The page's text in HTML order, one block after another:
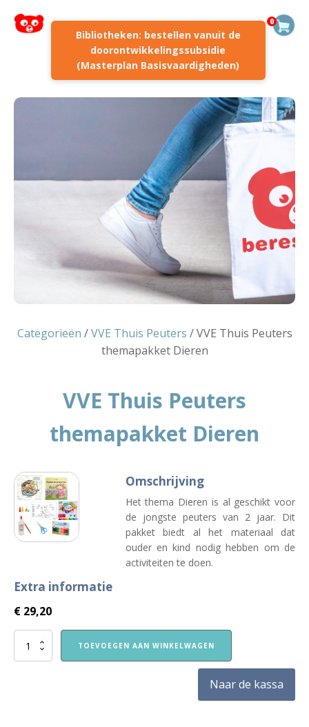
Bibliotheken: bestellen vanuit de
doorontwikkelingssubsidie
(Masterplan Basisvaardigheden)
0
Categorieën /VVE Thuis Peuters / VVE Thuis Peuters
themapakket Dieren
VVE Thuis Peuters
themapakket Dieren
Omschrijving
Het thema Dieren is al geschikt voor
de jongste peuters van 2 jaar. Dit
pakket biedt al het materiaal dat
ouder en kind nodig hebben om de
activiteiten te doen.
Extra informatie
€ 29,20
VVE
TOEVOEGEN AAN WINKELWAGEN
Naar de kassa